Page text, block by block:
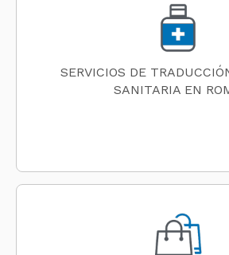
SERVICIOS DE
SANITARIA EN